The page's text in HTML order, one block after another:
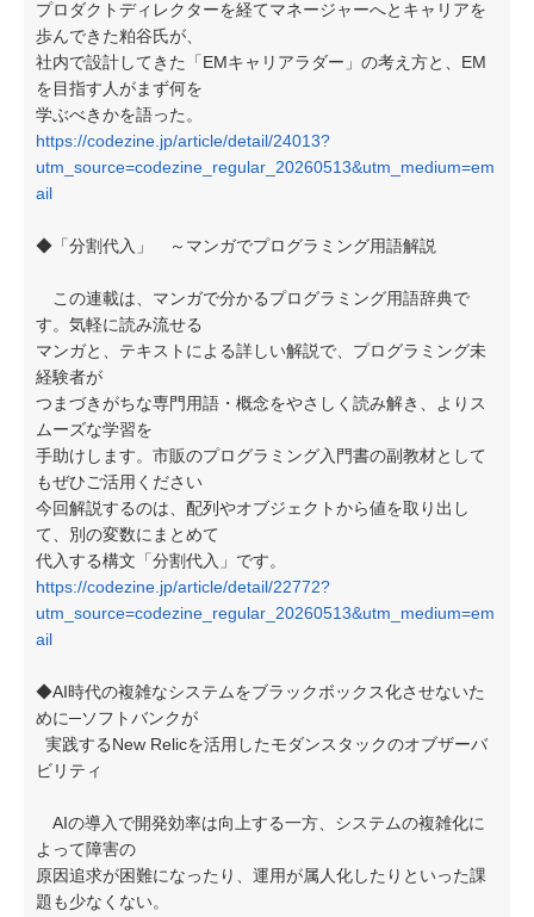
プロダクトディレクターを経てマネージャーへとキャリアを
歩んできた粕谷氏が、
社内で設計してきた「EMキャリアラダー」の考え方と、EM
を目指す人がまず何を
学ぶべきかを語った。
https://codezine.jp/article/detail/24013?
utm_source=codezine_regular_20260513&utm_medium=em
ail
◆「分割代入」 ～マンガでプログラミング用語解説
この連載は、マンガで分かるプログラミング用語辞典で
す。気軽に読み流せる
マンガと、テキストによる詳しい解説で、プログラミング未
経験者が
つまづきがちな専門用語・概念をやさしく読み解き、よりス
ムーズな学習を
手助けします。市販のプログラミング入門書の副教材として
もぜひご活用ください
今回解説するのは、配列やオブジェクトから値を取り出し
て、別の変数にまとめて
代入する構文「分割代入」です。
https://codezine.jp/article/detail/22772?
utm_source=codezine_regular_20260513&utm_medium=em
ail
◆AI時代の複雑なシステムをブラックボックス化させないた
めに─ソフトバンクが
実践するNew Relicを活用したモダンスタックのオブザーバ
ビリティ
AIの導入で開発効率は向上する一方、システムの複雑化に
よって障害の
原因追求が困難になったり、運用が属人化したりといった課
題も少なくない。